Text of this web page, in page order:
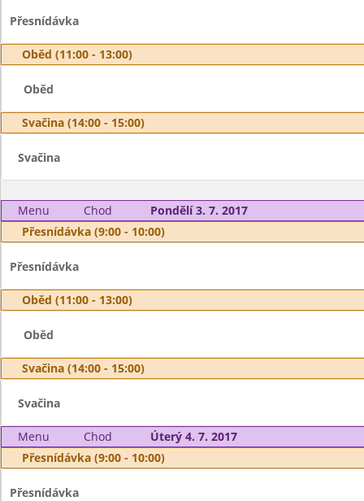
Přesnídávka
Oběd (11:00 - 13:00)
Oběd
Svačina (14:00 - 15:00)
Svačina
Menu Chod
Pondělí 3. 7. 2017
Přesnídávka (9:00 - 10:00)
Přesnídávka
Oběd (11:00 - 13:00)
Oběd
Svačina (14:00 - 15:00)
Svačina
Menu Chod
Úterý 4. 7. 2017
Přesnídávka (9:00 - 10:00)
Přesnídávka